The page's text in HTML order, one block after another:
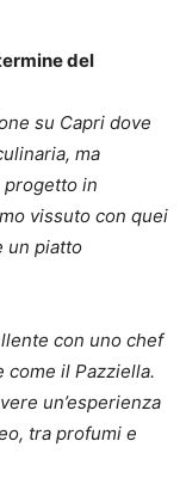
del
su Capri dove
ma
progetto in
vissuto con quei
un piatto
con uno chef
il Pazziella.
un’esperienza
tra profumi e